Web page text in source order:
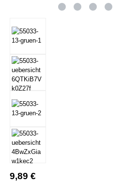
Regulärer Preis:
9,89 €